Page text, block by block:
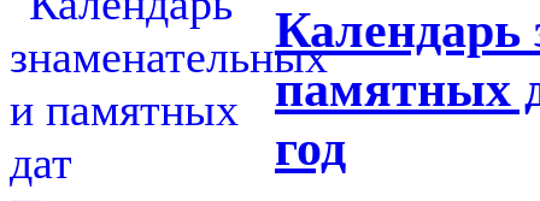
Календарь
памятных
год